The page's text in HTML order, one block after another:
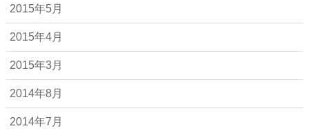
2015年5月
2015年4月
2015年3月
2014年8月
2014年7月